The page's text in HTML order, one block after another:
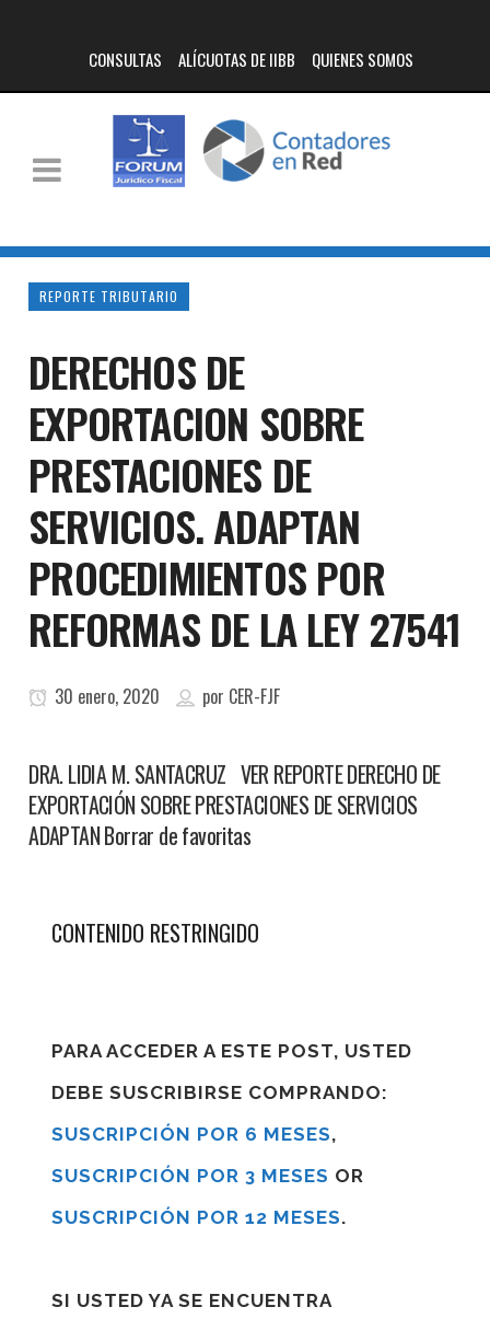
CONSULTAS ALÍCUOTAS DE IIBB QUIENES SOMOS
REPORTE TRIBUTARIO
DERECHOS DE
EXPORTACION SOBRE
PRESTACIONES DE
SERVICIOS. ADAPTAN
PROCEDIMIENTOS POR
REFORMAS DE LA LEY 27541
30 enero, 2020 por CER-FJF
DRA. LIDIA M. SANTACRUZ VER REPORTE DERECHO DE
EXPORTACIÓN SOBRE PRESTACIONES DE SERVICIOS
ADAPTAN Borrar de favoritas
CONTENIDO RESTRINGIDO
PARA ACCEDER A ESTE POST, USTED
DEBE SUSCRIBIRSE COMPRANDO:
SUSCRIPCIÓN POR 6 MESES,
SUSCRIPCIÓN POR 3 MESES OR
SUSCRIPCIÓN POR 12 MESES.
SI USTED YA SE ENCUENTRA